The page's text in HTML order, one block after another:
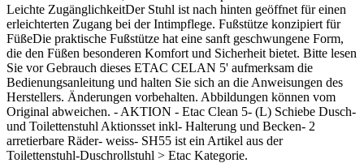
Leichte ZugänglichkeitDer Stuhl ist nach hinten geöffnet für einen
erleichterten Zugang bei der Intimpflege. Fußstütze konzipiert für
FüßeDie praktische Fußstütze hat eine sanft geschwungene Form,
die den Füßen besonderen Komfort und Sicherheit bietet. Bitte lesen
Sie vor Gebrauch dieses ETAC CELAN 5' aufmerksam die
Bedienungsanleitung und halten Sie sich an die Anweisungen des
Herstellers. Änderungen vorbehalten. Abbildungen können vom
Original abweichen. - AKTION - Etac Clean 5- (L) Schiebe Dusch-
und Toilettenstuhl Aktionsset inkl- Halterung und Becken- 2
arretierbare Räder- weiss- SH55 ist ein Artikel aus der
Toilettenstuhl-Duschrollstuhl > Etac Kategorie.